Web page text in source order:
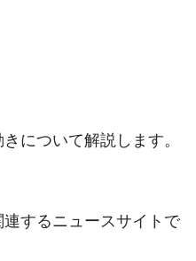
について解説します。
するニュースサイトで